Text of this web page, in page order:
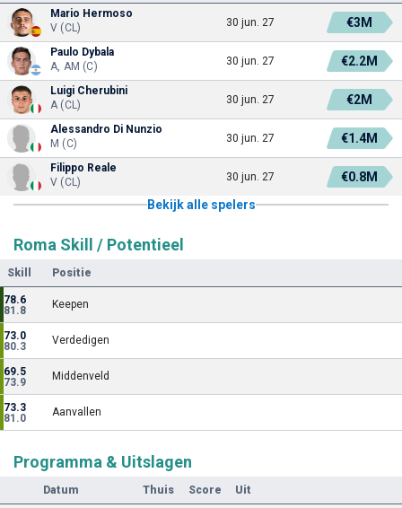
Mario Hermoso
V (CL)
30 jun. 27 €3M
Paulo Dybala
A, AM (C)
30 jun. 27 €2.2M
Luigi Cherubini
A (CL)
30 jun. 27 €2M
Alessandro Di Nunzio
M (C)
30 jun. 27 €1.4M
Filippo Reale
V (CL)
30 jun. 27
€0.8M
Bekijk alle spelers
Roma Skill / Potentieel
Skill Positie
78.6
81.8
Keepen
73.0
80.3
Verdedigen
69.5
73.9
Middenveld
73.3
81.0
Aanvallen
Programma & Uitslagen
Datum Thuis Score Uit